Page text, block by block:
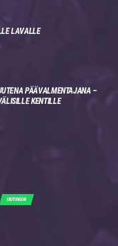
LAVALLE
PÄÄVALMENTAJANA –
KENTILLE
UUTINEN